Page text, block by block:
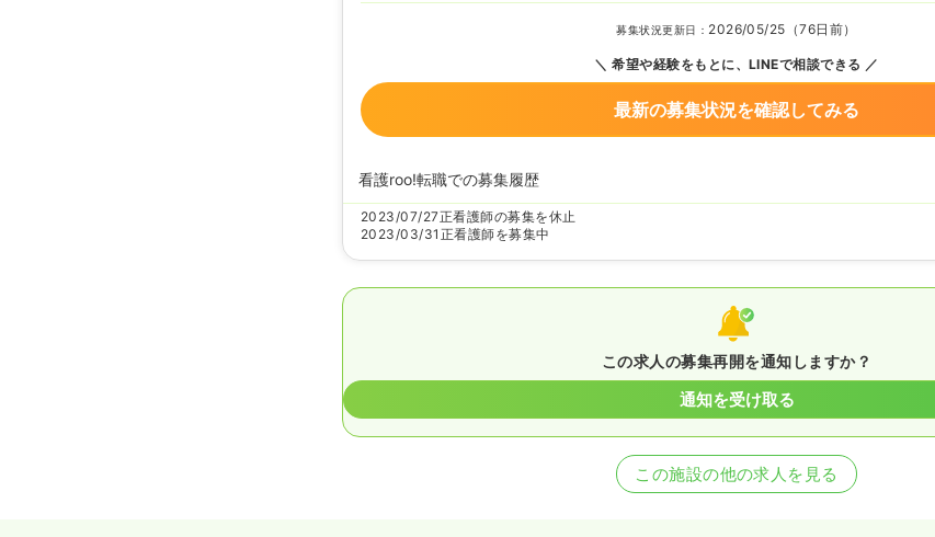
募集状況更新日： 2026/05/25（76日前）
希望や経験をもとに、LINEで相談できる
最新の募集状況を確認してみる
看護roo!転職での募集履歴
2023/07/27正看護師の募集を休止
2023/03/31 正看護師を募集中
この求人の募集再開を通知しますか？
通知を受け取る
この施設の他の求人を見る